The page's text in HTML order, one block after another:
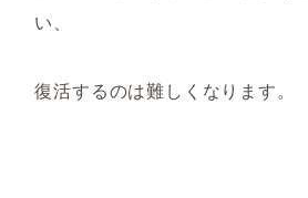
い、
復活するのは難しくなります。